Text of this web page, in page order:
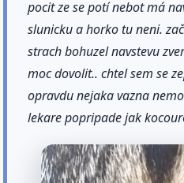
pocit ze se potí nebot má
slunicku a horko tu neni.
strach bohuzel navstevu
moc dovolit.. chtel sem se
opravdu nejaka vazna
lekare popripade jak